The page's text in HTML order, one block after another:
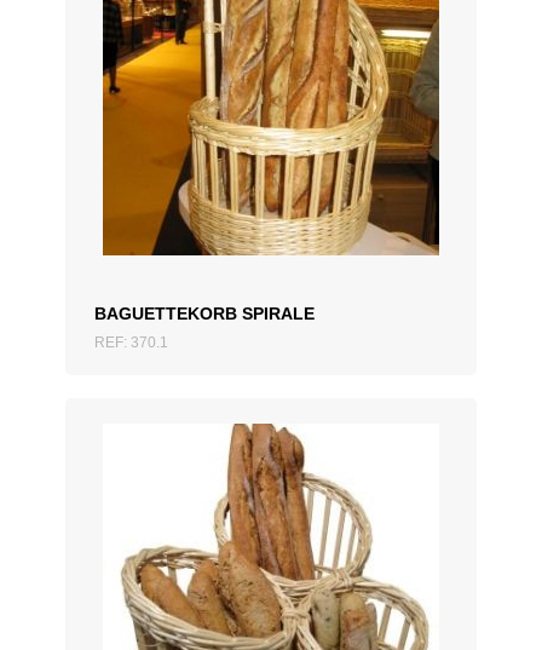
BAGUETTEKORB SPIRALE
REF: 370.1
ZUM ANGEBOT HINZUFÜGEN